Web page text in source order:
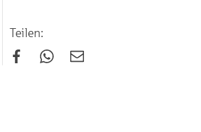
Teilen: